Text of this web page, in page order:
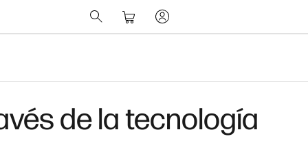
de la tecnología